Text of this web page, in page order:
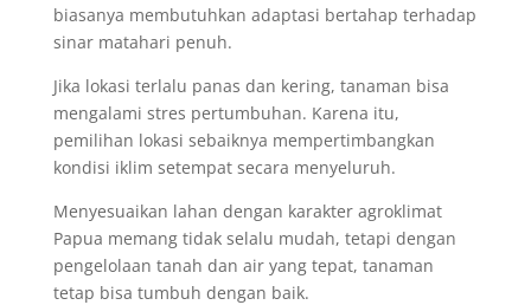
biasanya membutuhkan adaptasi bertahap terhadap
sinar matahari penuh.
Jika lokasi terlalu panas dan kering, tanaman bisa
mengalami stres pertumbuhan. Karena itu,
pemilihan lokasi sebaiknya mempertimbangkan
kondisi iklim setempat secara menyeluruh.
Menyesuaikan lahan dengan karakter agroklimat
Papua memang tidak selalu mudah, tetapi dengan
pengelolaan tanah dan air yang tepat, tanaman
tetap bisa tumbuh dengan baik.